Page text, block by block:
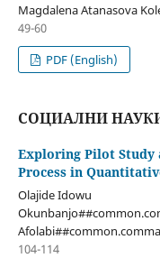
Magdalena Atanasova
49-60
PDF (English)
СОЦИАЛНИ
Exploring Pilot Study
Process in
Olajide Idowu
104-114